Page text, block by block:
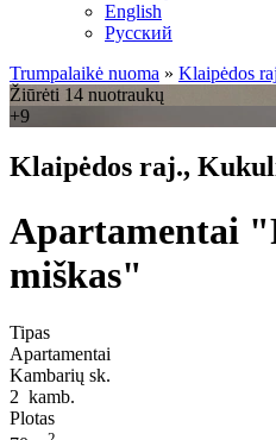
English
Русский
Trumpalaikė nuoma » Klaipėdos
Žiūrėti 14 nuotraukų
+9
Klaipėdos raj.,
Apartamentai
miškas"
Tipas
Apartamentai
Kambarių sk.
2 kamb.
Plotas